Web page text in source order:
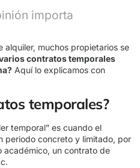
importa
alquiler, muchos propietarios se
contratos temporales
Aquí lo explicamos con
temporales?
temporal” es cuando el
periodo concreto y limitado, por
académico, un contrato de